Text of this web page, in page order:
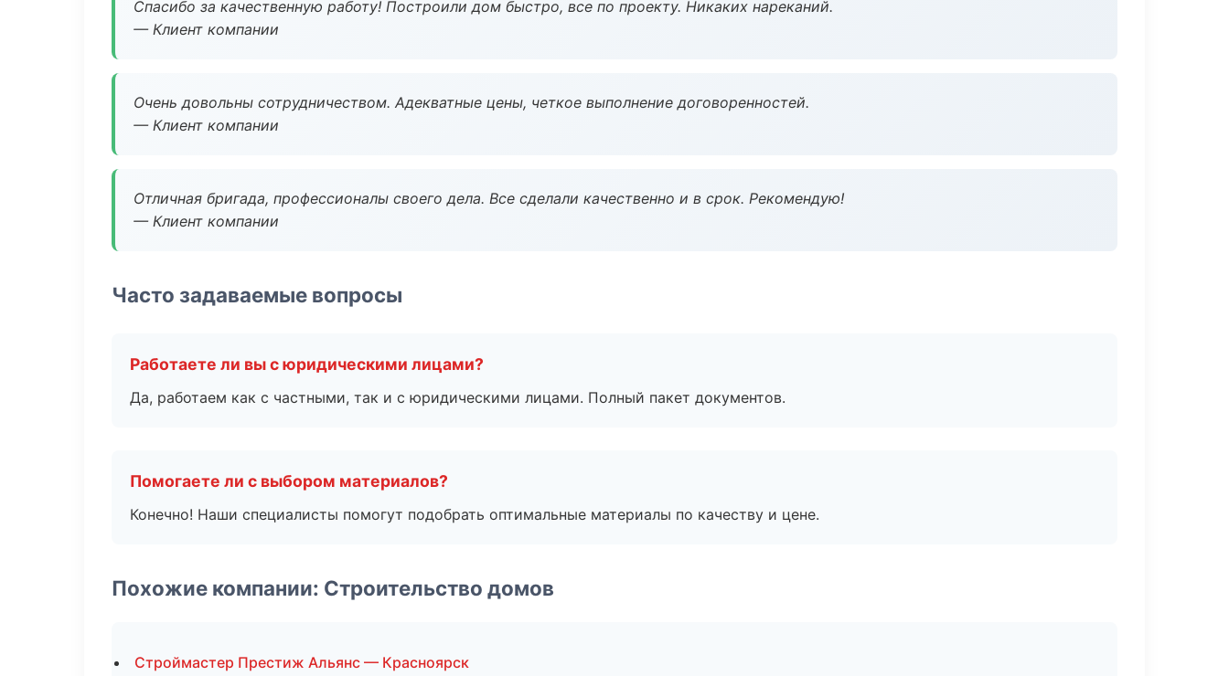
Спасибо за качественную работу! Построили дом быстро, все по проекту. Никаких нареканий.
— Клиент компании
Очень довольны сотрудничеством. Адекватные цены, четкое выполнение договоренностей.
— Клиент компании
Отличная бригада, профессионалы своего дела. Все сделали качественно и в срок. Рекомендую!
— Клиент компании
Часто задаваемые вопросы
Работаете ли вы с юридическими лицами?
Да, работаем как с частными, так и с юридическими лицами. Полный пакет документов.
Помогаете ли с выбором материалов?
Конечно! Наши специалисты помогут подобрать оптимальные материалы по качеству и цене.
Похожие компании: Строительство домов
Строймастер Престиж Альянс — Красноярск